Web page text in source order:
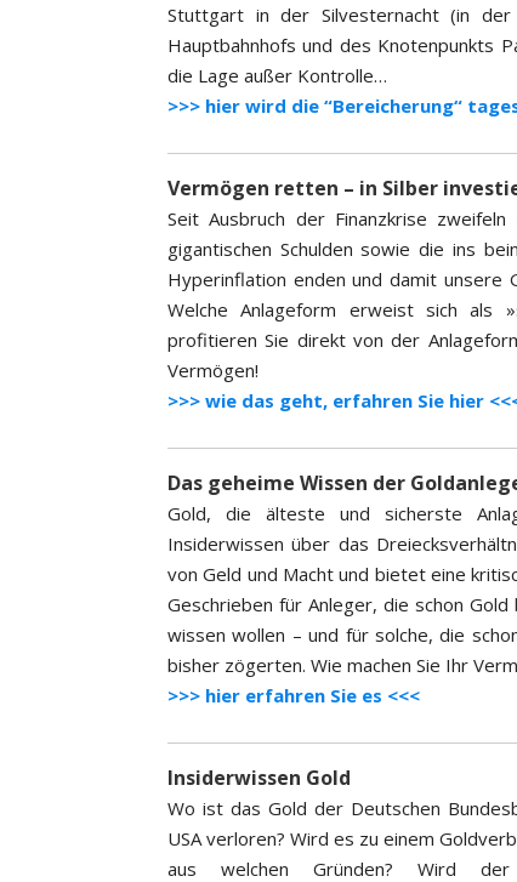
Stuttgart in der Silvesternacht (in
Hauptbahnhofs und des Knotenpunkts
die Lage außer Kontrolle…
>>> hier wird die “Bereicherung“
Vermögen retten – in Silber
Seit Ausbruch der Finanzkrise
gigantischen Schulden sowie die ins
Hyperinflation enden und damit unsere
Welche Anlageform erweist sich als
profitieren Sie direkt von der
Vermögen!
>>> wie das geht, erfahren Sie hier
Das geheime Wissen der
Gold, die älteste und sicherste
Insiderwissen über das
von Geld und Macht und bietet eine
Geschrieben für Anleger, die schon
wissen wollen – und für solche, die
bisher zögerten. Wie machen Sie Ihr
>>> hier erfahren Sie es <<<
Insiderwissen Gold
Wo ist das Gold der Deutschen
USA verloren? Wird es zu einem
aus welchen Gründen? Wird